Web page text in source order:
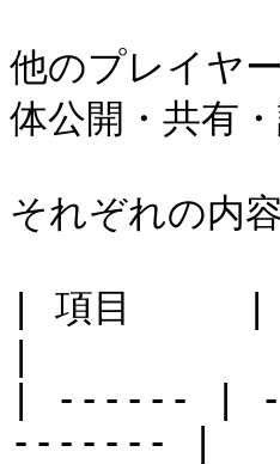
他のプレイヤ
体公開・共有
それぞれの内
| 項目     |
| ------ |
------- |